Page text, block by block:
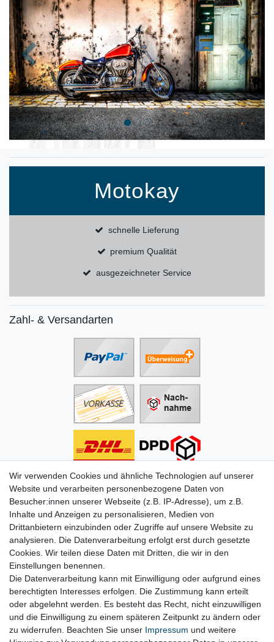
Zurück
Motokay
schnelle Lieferung
premium Qualität
ausgezeichneter Service
Zahl- & Versandarten
Informationen
Zahlung
Versand & Lieferung
Batterien & Pfand
Altölverordnung
Infos zum Elektrogesetz
ODR-Verordnung
FAQs
Hilfe
Kontakt
Mein Konto
Wir verwenden Cookies und ähnliche Technologien auf unserer
Website und verarbeiten personenbezogene Daten von
Besucher:innen unserer Webseite (z.B. IP-Adresse), um z.B.
Inhalte und Anzeigen zu personalisieren, Medien von
Drittanbietern einzubinden oder Zugriffe auf unsere Website zu
analysieren. Die Datenverarbeitung erfolgt erst durch gesetzte
Cookies. Wir teilen diese Daten mit Dritten, die wir in den
Einstellungen benennen.
Die Datenverarbeitung kann mit Einwilligung oder aufgrund eines
berechtigten Interesses erfolgen. Die Zustimmung kann erteilt
oder abgelehnt werden. Es besteht das Recht, nicht einzuwilligen
und die Einwilligung zu einem späteren Zeitpunkt zu ändern oder
zu widerrufen. Beachten Sie unser Impressum und weitere